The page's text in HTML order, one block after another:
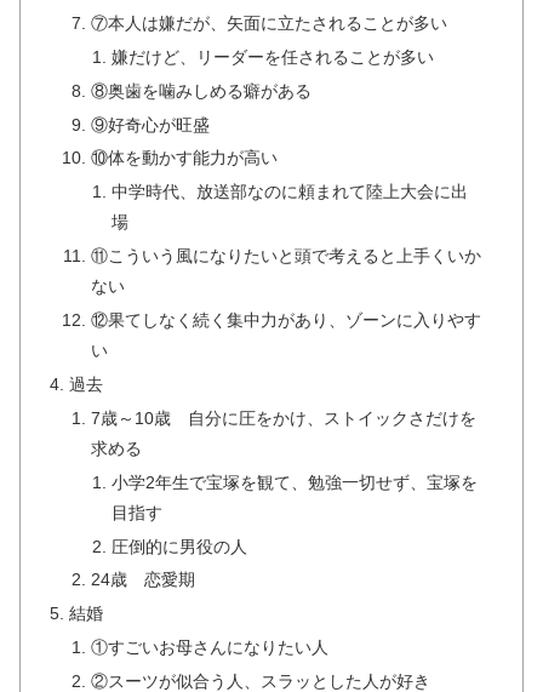
⑦本人は嫌だが、矢面に立たされることが多い
嫌だけど、リーダーを任されることが多い
⑧奥歯を噛みしめる癖がある
⑨好奇心が旺盛
⑩体を動かす能力が高い
中学時代、放送部なのに頼まれて陸上大会に出
場
⑪こういう風になりたいと頭で考えると上手くいか
ない
⑫果てしなく続く集中力があり、ゾーンに入りやす
い
過去
7歳～10歳 自分に圧をかけ、ストイックさだけを
求める
小学2年生で宝塚を観て、勉強一切せず、宝塚を
目指す
圧倒的に男役の人
24歳 恋愛期
結婚
①すごいお母さんになりたい人
②スーツが似合う人、スラッとした人が好き